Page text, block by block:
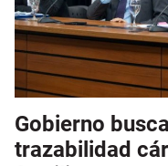
Gobierno
trazabilidad